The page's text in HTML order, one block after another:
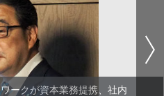
ークが資本業務提携、社内